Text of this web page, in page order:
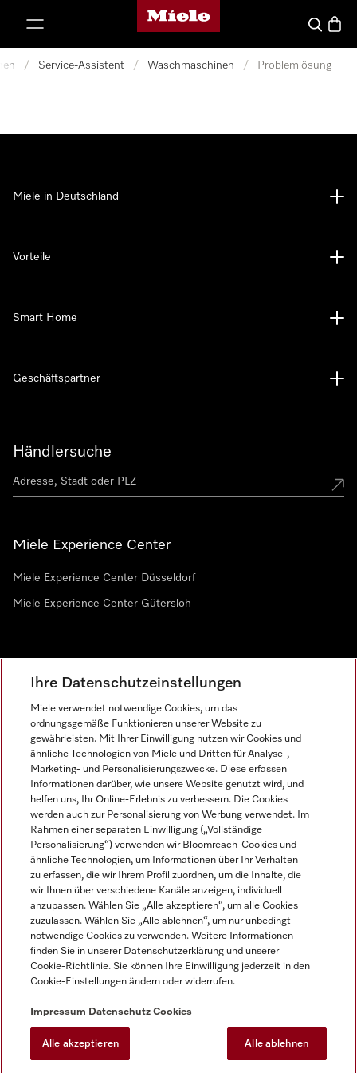
Miele-Homepage
Suche
/ Service-Assistent / Waschmaschinen / Problemlösung
Händlersuche
Miele Experience Center
Miele Experience Center Düsseldorf
Miele Experience Center Gütersloh
Miele in Deutschland
Vorteile
Smart Home
Geschäftspartner
AGB
Datenschutz
Nutzungsbedingungen
Barrierefreiheitserklärung
EU-Gesetzen über digitale Dienste
Cookie-Einstellungen
Miele auf Instagram
Miele auf Facebook
Miele auf Youtube
Ihre Datenschutzeinstellungen
Miele verwendet notwendige Cookies, um das
ordnungsgemäße Funktionieren unserer Website zu
gewährleisten. Mit Ihrer Einwilligung nutzen wir Cookies und
ähnliche Technologien von Miele und Dritten für Analyse-,
Marketing- und Personalisierungszwecke. Diese erfassen
Informationen darüber, wie unsere Website genutzt wird, und
helfen uns, Ihr Online-Erlebnis zu verbessern. Die Cookies
werden auch zur Personalisierung von Werbung verwendet. Im
Rahmen einer separaten Einwilligung („Vollständige
Personalisierung“) verwenden wir Bloomreach-Cookies und
ähnliche Technologien, um Informationen über Ihr Verhalten
zu erfassen, die wir Ihrem Profil zuordnen, um die Inhalte, die
wir Ihnen über verschiedene Kanäle anzeigen, individuell
anzupassen. Wählen Sie „Alle akzeptieren“, um alle Cookies
zuzulassen. Wählen Sie „Alle ablehnen“, um nur unbedingt
notwendige Cookies zu verwenden. Weitere Informationen
finden Sie in unserer Datenschutzerklärung und unserer
Cookie-Richtlinie. Sie können Ihre Einwilligung jederzeit in den
Cookie-Einstellungen ändern oder widerrufen.
Impressum Datenschutz Cookies
Alle akzeptieren Alle ablehnen